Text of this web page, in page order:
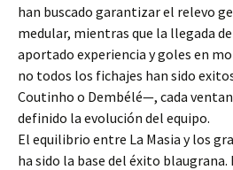
han buscado garantizar el relevo
medular, mientras que la llegada
aportado experiencia y goles en
no todos los fichajes han sido
Coutinho o Dembélé—, cada
definido la evolución del equipo.
El equilibrio entre La Masia y los
ha sido la base del éxito blaugrana.